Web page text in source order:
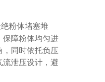
粉体堵塞堆
保障粉体均匀进
，同时依托负压
泄压设计，避